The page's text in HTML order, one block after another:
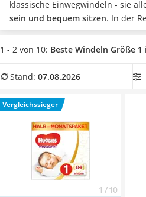
Treppenschutzgitter
Kindersitz ab 4 Jahren
Kinderroller 3 Räder
Ferngesteuertes Auto
Kinderfahrradhelm
Kinder-Mikroskop
Ferngesteuerter Hubschrauber
klassische Einwegwindeln - sie
sein und bequem sitzen. In der
dermatologische Tests, um sie
zu prüfen Damit sich das
hilfreich. Wählen Sie jetzt eine
umweltfreundliche Herstellung
Überzeugt hat uns hier im August
ModellHuggies Newborn-Windeln
Eigenschaften.
1 - 2 von 10: Beste Windeln Größe 1
Stand: 07.08.2026
Vergleichssieger
1 / 10